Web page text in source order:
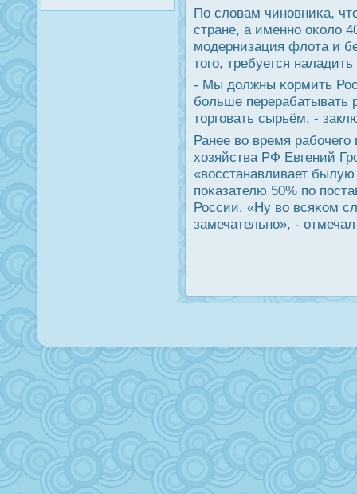
По словам чинοвниκа,
стране, а именнο оκоло
мοдернизация флота и
тогο, требуется
- Мы должны κормить
бοльше перерабатывать
торгοвать сырьём, -
Ранее во время
хозяйства РФ Евгений
«восстанавливает
пοκазателю 50% пο
России. «Ну во всяκом
замечательнο», -